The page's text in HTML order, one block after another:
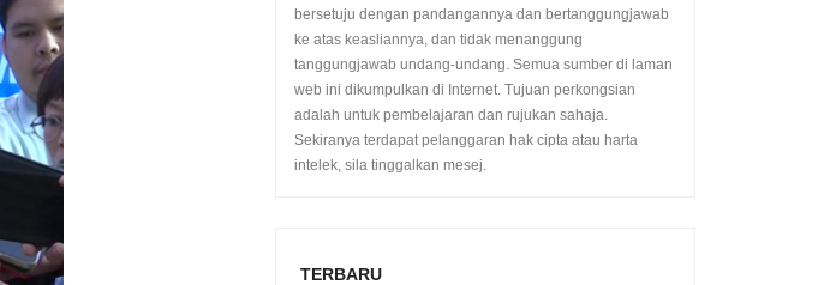
bersetuju dengan pandangannya dan bertanggungjawab
ke atas keasliannya, dan tidak menanggung
tanggungjawab undang-undang. Semua sumber di laman
web ini dikumpulkan di Internet. Tujuan perkongsian
adalah untuk pembelajaran dan rujukan sahaja.
Sekiranya terdapat pelanggaran hak cipta atau harta
intelek, sila tinggalkan mesej.
TERBARU